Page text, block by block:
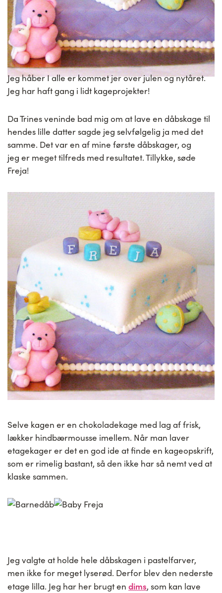
Jeg håber I alle er kommet jer over julen og nytåret.
Jeg har haft gang i lidt kageprojekter!
Da Trines veninde bad mig om at lave en dåbskage til
hendes lille datter sagde jeg selvfølgelig ja med det
samme. Det var en af mine første dåbskager, og
jeg er meget tilfreds med resultatet. Tillykke, søde
Freja!
Selve kagen er en chokoladekage med lag af frisk,
lækker hindbærmousse imellem. Når man laver
etagekager er det en god ide at finde en kageopskrift,
som er rimelig bastant, så den ikke har så nemt ved at
klaske sammen.
Jeg valgte at holde hele dåbskagen i pastelfarver,
men ikke for meget lyserød. Derfor blev den nederste
etage lilla. Jeg har her brugt en dims, som kan lave